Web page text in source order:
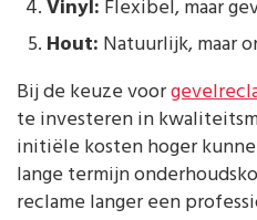
Vinyl: Flexibel, maar
Hout: Natuurlijk, maar
Bij de keuze voor
te investeren in
initiële kosten hoger
lange termijn
reclame langer een